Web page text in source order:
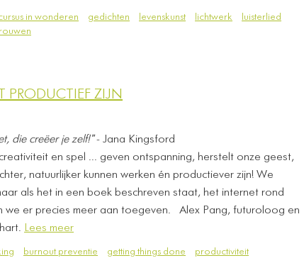
in wonderen gedichten levenskunst lichtwerk
luisterlied
PRODUCTIEF ZIJN
die creëer je zelf!"- Jana Kingsford
en spel ... geven ontspanning, herstelt onze geest,
natuurlijker kunnen werken én productiever zijn! We
als het in een boek beschreven staat, het internet rond
we er precies meer aan toegeven. ​ ​ Alex Pang, futuroloog en
Lees meer
burnout preventie getting things done productiviteit